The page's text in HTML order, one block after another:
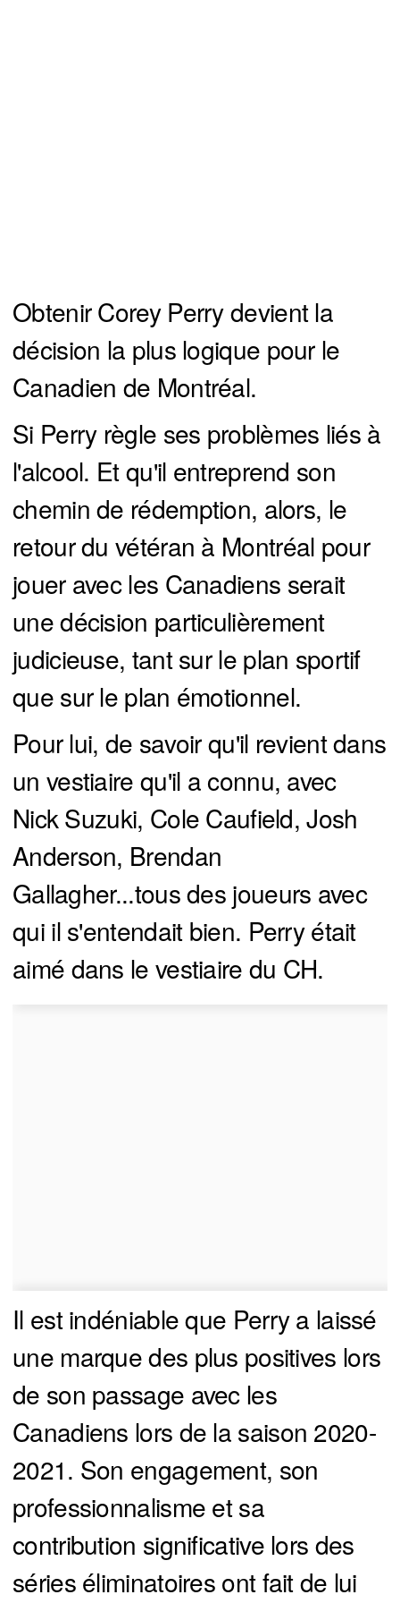
Obtenir Corey Perry devient la
décision la plus logique pour le
Canadien de Montréal.
Si Perry règle ses problèmes liés à
l'alcool. Et qu'il entreprend son
chemin de rédemption, alors, le
retour du vétéran à Montréal pour
jouer avec les Canadiens serait
une décision particulièrement
judicieuse, tant sur le plan sportif
que sur le plan émotionnel.
Pour lui, de savoir qu'il revient dans
un vestiaire qu'il a connu, avec
Nick Suzuki, Cole Caufield, Josh
Anderson, Brendan
Gallagher...tous des joueurs avec
qui il s'entendait bien. Perry était
aimé dans le vestiaire du CH.
Il est indéniable que Perry a laissé
une marque des plus positives lors
de son passage avec les
Canadiens lors de la saison 2020-
2021. Son engagement, son
professionnalisme et sa
contribution significative lors des
séries éliminatoires ont fait de lui